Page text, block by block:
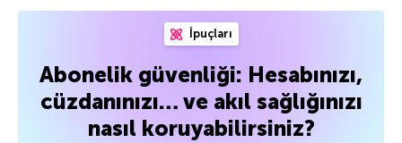
İpuçları
Abonelik güvenliği: Hesabınızı,
cüzdanınızı… ve akıl sağlığınızı
nasıl koruyabilirsiniz?